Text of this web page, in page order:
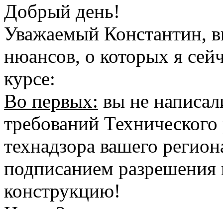
Добрый день!
Уважаемый Константин,
нюансов, о которых я
курсе:
Во первых: вы не
требований
технадзора вашего
подписанием разрешения
конструкцию!